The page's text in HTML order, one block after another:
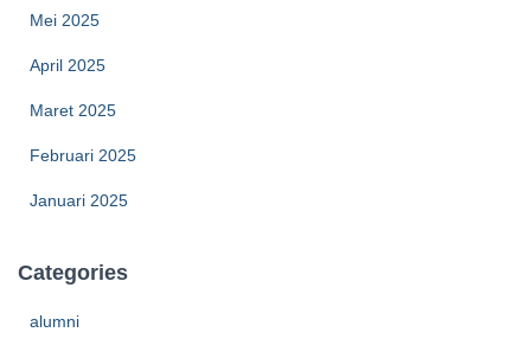
Mei 2025
April 2025
Maret 2025
Februari 2025
Januari 2025
Categories
alumni